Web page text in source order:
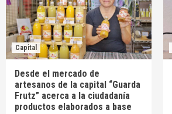
Capital
Desde el mercado de
artesanos de la capital “Guarda
Frutz” acerca a la ciudadanía
productos elaborados a base